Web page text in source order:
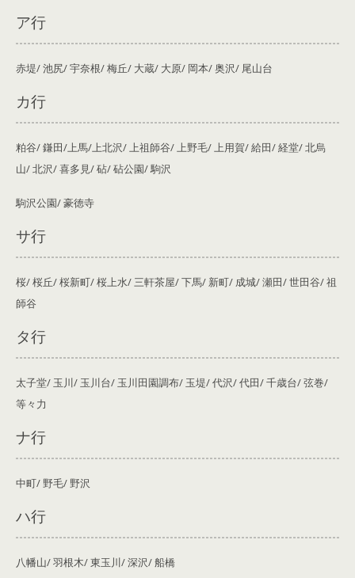
ア行
赤堤/ 池尻/ 宇奈根/ 梅丘/ 大蔵/ 大原/ 岡本/ 奥沢/ 尾山台
カ行
粕谷/ 鎌田/上馬/上北沢/ 上祖師谷/ 上野毛/ 上用賀/ 給田/ 経堂/ 北烏
山/ 北沢/ 喜多見/ 砧/ 砧公園/ 駒沢
駒沢公園/ 豪徳寺
サ行
桜/ 桜丘/ 桜新町/ 桜上水/ 三軒茶屋/ 下馬/ 新町/ 成城/ 瀬田/ 世田谷/ 祖
師谷
タ行
太子堂/ 玉川/ 玉川台/ 玉川田園調布/ 玉堤/ 代沢/ 代田/ 千歳台/ 弦巻/
等々力
ナ行
中町/ 野毛/ 野沢
ハ行
八幡山/ 羽根木/ 東玉川/ 深沢/ 船橋